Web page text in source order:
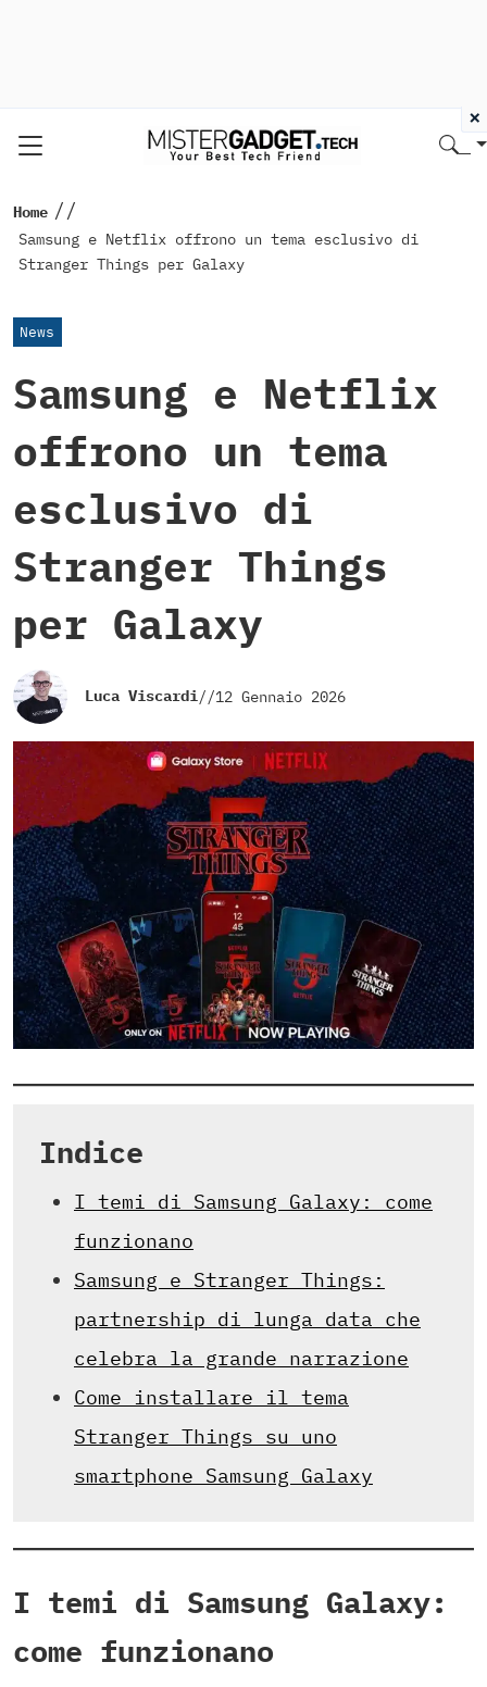
Home //
Samsung e Netflix offrono un tema esclusivo di
Stranger Things per Galaxy
News
Samsung e Netflix
offrono un tema
esclusivo di
Stranger Things
per Galaxy
Luca Viscardi//12 Gennaio 2026
Indice
I temi di Samsung Galaxy: come
funzionano
Samsung e Stranger Things:
partnership di lunga data che
celebra la grande narrazione
Come installare il tema
Stranger Things su uno
smartphone Samsung Galaxy
I temi di Samsung Galaxy:
come funzionano
×